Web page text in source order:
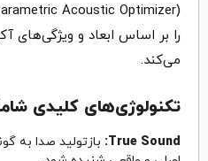
را بر اساس ابعاد و ویژگی‌های
می‌کند‌.
تکنولوژی‌های کلیدی
True Sound: بازتولید صدا به